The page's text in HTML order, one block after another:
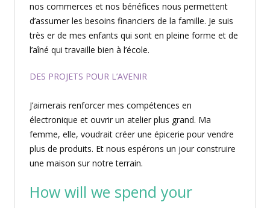
nos commerces et nos bénéfices nous permettent
d’assumer les besoins financiers de la famille. Je suis
très er de mes enfants qui sont en pleine forme et de
l’aîné qui travaille bien à l’école.
DES PROJETS POUR L’AVENIR
J’aimerais renforcer mes compétences en
électronique et ouvrir un atelier plus grand. Ma
femme, elle, voudrait créer une épicerie pour vendre
plus de produits. Et nous espérons un jour construire
une maison sur notre terrain.
How will we spend your